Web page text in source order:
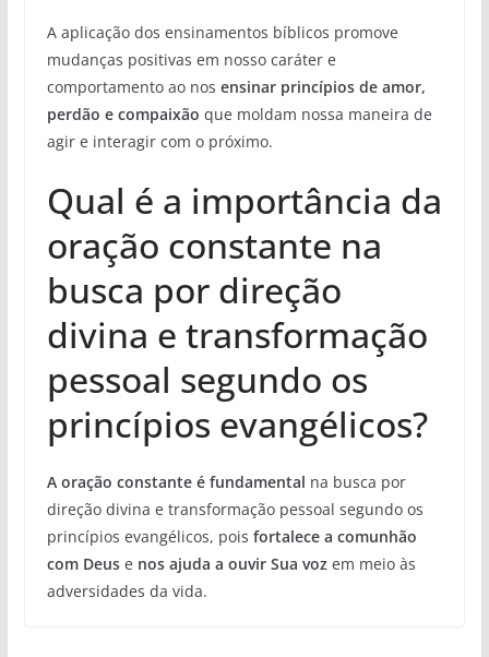
A aplicação dos ensinamentos bíblicos promove
mudanças positivas em nosso caráter e
comportamento ao nos ensinar princípios de amor,
perdão e compaixão que moldam nossa maneira de
agir e interagir com o próximo.
Qual é a importância da
oração constante na
busca por direção
divina e transformação
pessoal segundo os
princípios evangélicos?
A oração constante é fundamental na busca por
direção divina e transformação pessoal segundo os
princípios evangélicos, pois fortalece a comunhão
com Deuse nos ajuda a ouvir Sua vozem meio às
adversidades da vida.